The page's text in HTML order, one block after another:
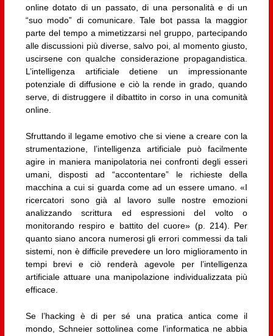
online dotato di un passato, di una personalità e di un
“suo modo” di comunicare. Tale bot passa la maggior
parte del tempo a mimetizzarsi nel gruppo, partecipando
alle discussioni più diverse, salvo poi, al momento giusto,
uscirsene con qualche considerazione propagandistica.
L’intelligenza artificiale detiene un impressionante
potenziale di diffusione e ciò la rende in grado, quando
serve, di distruggere il dibattito in corso in una comunità
online.
Sfruttando il legame emotivo che si viene a creare con la
strumentazione, l’intelligenza artificiale può facilmente
agire in maniera manipolatoria nei confronti degli esseri
umani, disposti ad “accontentare” le richieste della
macchina a cui si guarda come ad un essere umano. «I
ricercatori sono già al lavoro sulle nostre emozioni
analizzando scrittura ed espressioni del volto o
monitorando respiro e battito del cuore» (p. 214). Per
quanto siano ancora numerosi gli errori commessi da tali
sistemi, non è difficile prevedere un loro miglioramento in
tempi brevi e ciò renderà agevole per l’intelligenza
artificiale attuare una manipolazione individualizzata più
efficace.
Se l’hacking è di per sé una pratica antica come il
mondo, Schneier sottolinea come l’informatica ne abbia